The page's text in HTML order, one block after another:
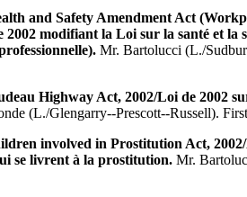
and Safety Amendment Act
2002 modifiant la Loi sur la santé et la
Mr. Bartolucci (L./
Highway Act, 2002/Loi de 2002
(L./Glengarry--Prescott--Russell).
involved in Prostitution Act,
se livrent à la prostitution. Mr.